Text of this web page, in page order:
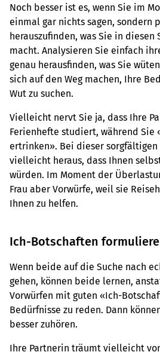
Noch besser ist es, wenn Sie im
einmal gar nichts sagen, sondern
herauszufinden, was Sie in
macht. Analysieren Sie einfach
genau herausfinden, was Sie
sich auf den Weg machen, Ihre
Wut zu suchen.
Vielleicht nervt Sie ja, dass Ihre
Ferienhefte studiert, während Sie
ertrinken». Bei dieser sorgfältigen
vielleicht heraus, dass Ihnen
würden. Im Moment der
Frau aber Vorwürfe, weil sie
Ihnen zu helfen.
Ich-Botschaften
Wenn beide auf die Suche nach
gehen, können beide lernen,
Vorwürfen mit guten «Ich-
Bedürfnisse zu reden. Dann
besser zuhören.
Ihre Partnerin träumt vielleicht